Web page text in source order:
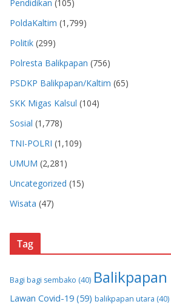
Pendidikan (105)
PoldaKaltim (1,799)
Politik (299)
Polresta Balikpapan (756)
PSDKP Balikpapan/Kaltim (65)
SKK Migas Kalsul (104)
Sosial (1,778)
TNI-POLRI (1,109)
UMUM (2,281)
Uncategorized (15)
Wisata (47)
Tag
Bagi bagi sembako (40) Balikpapan
Lawan Covid-19 (59) balikpapan utara (40)